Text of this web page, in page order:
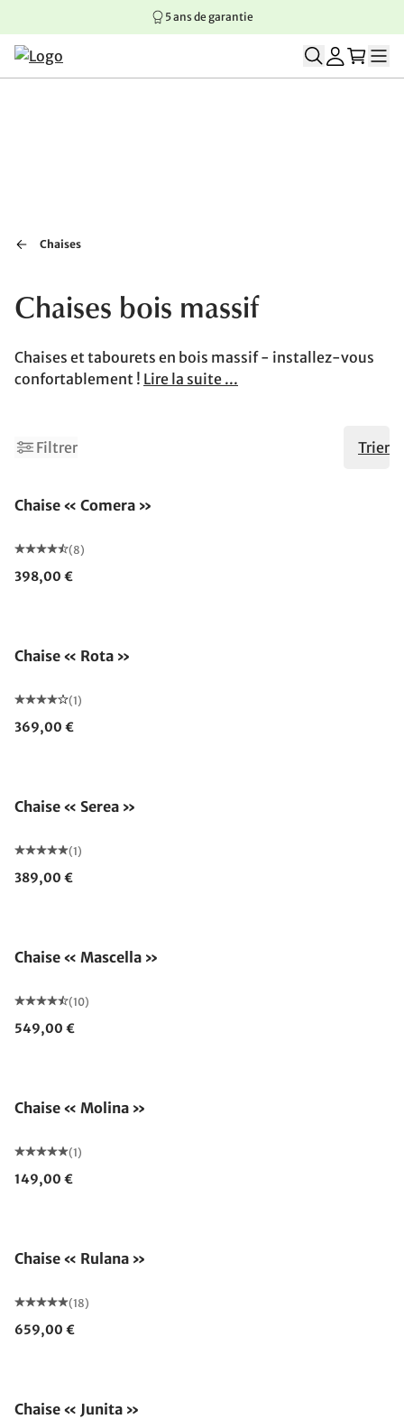
Aller au contenu principal
Aller à la navigation principale
Aller au pied de page
5 ans de garantie
Chaises
Chaises bois massif
Chaises et tabourets en bois massif - installez-vous
confortablement ! Lire la suite ...
Filtrer Trier
Chaise « Comera »
(8)
398,00 €
Chaise « Rota »
(1)
369,00 €
Chaise « Serea »
(1)
389,00 €
Chaise « Mascella »
(10)
549,00 €
Chaise « Molina »
(1)
149,00 €
Chaise « Rulana »
(18)
659,00 €
Chaise « Junita »